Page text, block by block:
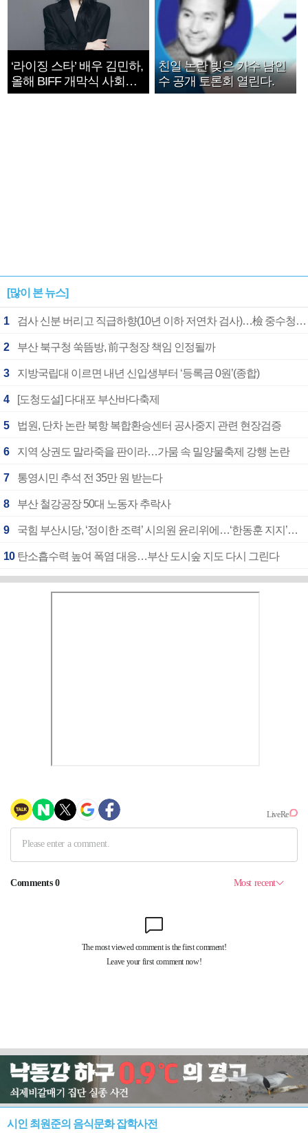
‘라이징 스타’ 배우 김민하,
올해 BIFF 개막식 사회자
확정
친일 논란 빚은 가수 남인
수 공개 토론회 열린다.
[많이 본 뉴스]
1 검사 신분 버리고 직급하향(10년 이하 저연차 검사)…檢 중수청행 기피
2 부산 북구청 쑥뜸방, 前구청장 책임 인정될까
3 지방국립대 이르면 내년 신입생부터 ‘등록금 0원’(종합)
4 [도청도설] 다대포 부산바다축제
5 법원, 단차 논란 북항 복합환승센터 공사중지 관련 현장검증
6 지역 상권도 말라죽을 판이라…가뭄 속 밀양물축제 강행 논란
7 통영시민 추석 전 35만 원 받는다
8 부산 철강공장 50대 노동자 추락사
9 국힘 부산시당, ‘정이한 조력’ 시의원 윤리위에…‘한동훈 지지’도 신고접수
10 탄소흡수력 높여 폭염 대응…부산 도시숲 지도 다시 그린다
시인 최원준의 음식문화 잡학사전